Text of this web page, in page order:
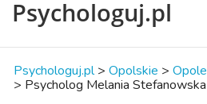
Psychologuj.pl
Psychologuj.pl > Opolskie > Opole
> Psycholog Melania Stefanowska